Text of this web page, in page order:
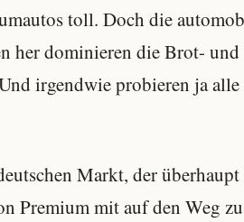
toll. Doch die
her dominieren die Brot-
irgendwie probieren ja
Markt, der
Premium mit auf den Weg